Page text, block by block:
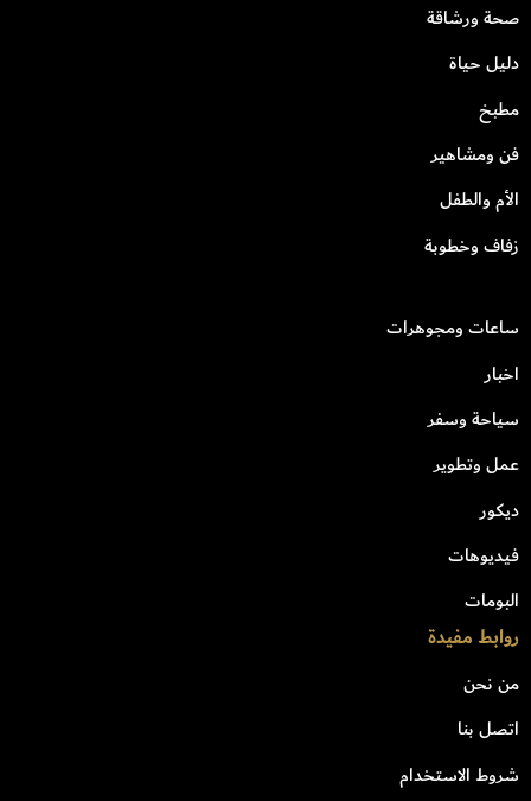
صحة ورشاقة
دليل حياة
مطبخ
فن ومشاهير
الأم والطفل
زفاف وخطوبة
ساعات ومجوهرات
اخبار
سياحة وسفر
عمل وتطوير
ديكور
فيديوهات
البومات
روابط مفيدة
من نحن
اتصل بنا
شروط الاستخدام